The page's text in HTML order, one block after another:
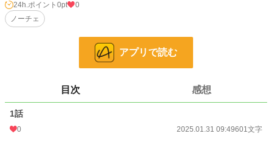
を呪い殺すため、黒魔法を学んだのだった。
66,326 位 / 66,326 件
0 pt
文字数
24h.ポイント 0pt
0
ノーチェ
アプリで読む
目次 感想
1話
0 2025.01.31 09:49601文字